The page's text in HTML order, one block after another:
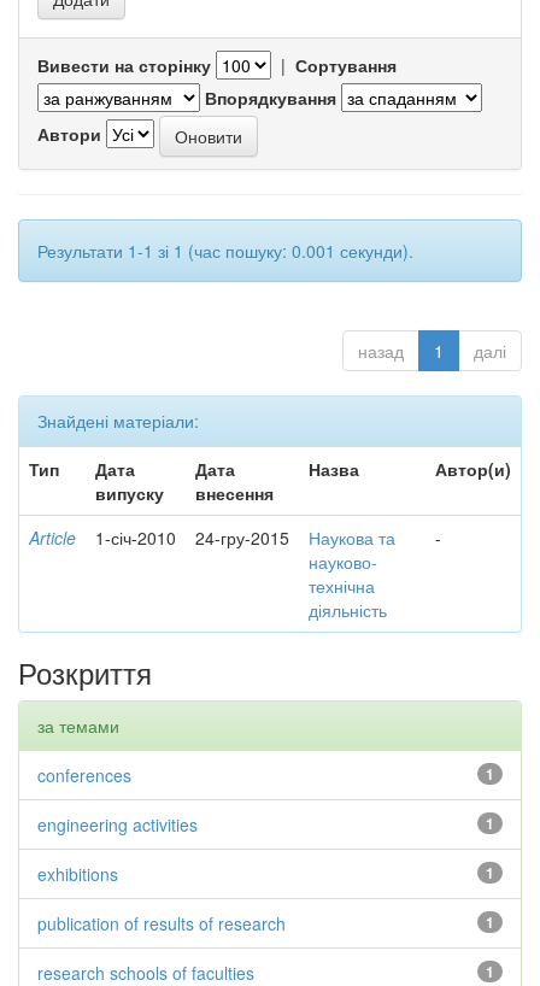
Вивести на сторінку | Сортування
Впорядкування
Автори
Результати 1-1 зі 1 (час пошуку: 0.001 секунди).
назад 1 далі
Знайдені матеріали:
Тип
Дата
випуску
Дата
внесення
Назва Автор(и)
Article 1-січ-2010 24-гру-2015
Наукова та
науково-
технічна
діяльність
-
Розкриття
за темами
1
conferences
1
engineering activities
1
exhibitions
1
publication of results of research
1
research schools of faculties